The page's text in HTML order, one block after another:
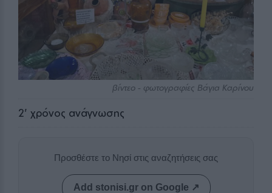
βίντεο - φωτογραφίες Βάγια Καρίνου
2' χρόνος ανάγνωσης
Προσθέστε το Νησί στις αναζητήσεις σας
Add stonisi.gr on Google ↗